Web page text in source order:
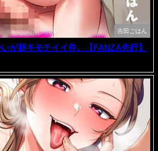
吉田ごはん
が超キモチイイ件。【FANZA先行】